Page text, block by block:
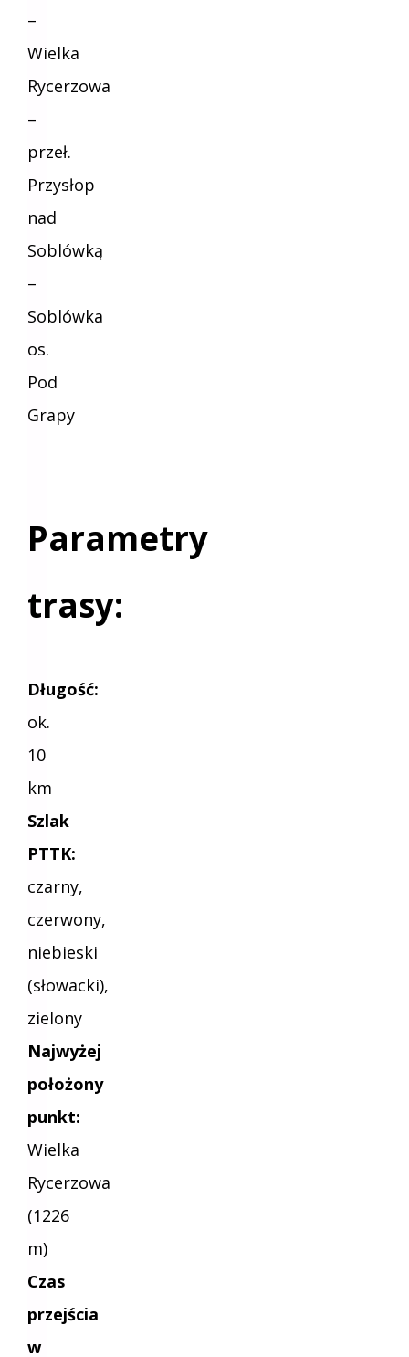
–
Wielka
Rycerzowa
–
przeł.
Przysłop
nad
Soblówką
–
Soblówka
os.
Pod
Grapy
Parametry
trasy:
Długość:
ok.
10
km
Szlak
PTTK:
czarny,
czerwony,
niebieski
(słowacki),
zielony
Najwyżej
położony
punkt:
Wielka
Rycerzowa
(1226
m)
Czas
przejścia
w